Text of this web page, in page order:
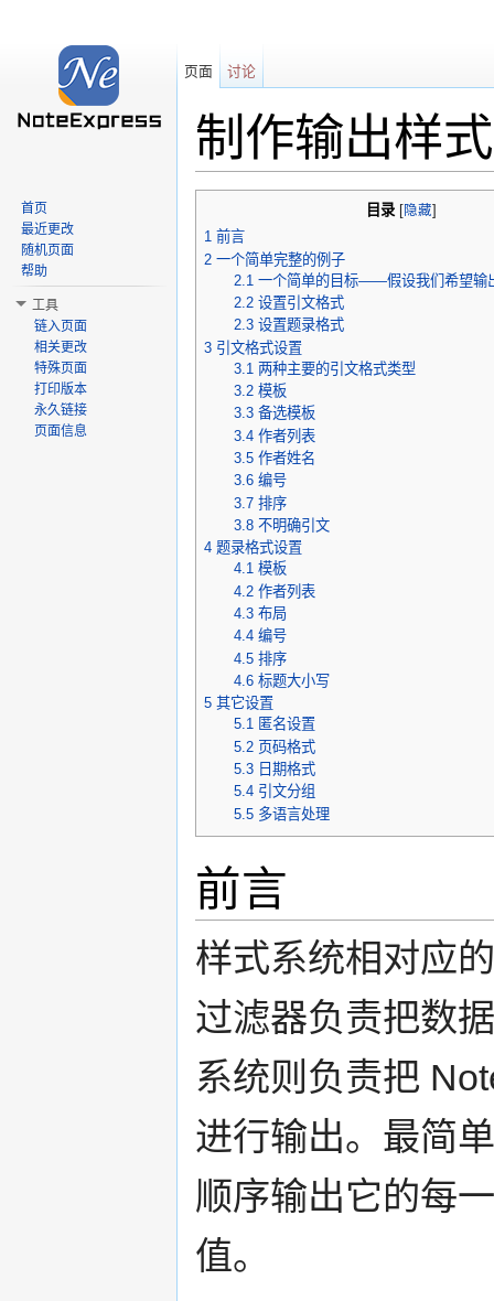
制作输出样式
目录[ 隐藏
1 前言
2 一个简单完整的例子
2.1 一个简单的目标——假设我们希望输
2.2 设置引文格式
2.3 设置题录格式
3 引文格式设置
3.1 两种主要的引文格式类型
3.2 模板
3.3 备选模板
3.4 作者列表
3.5 作者姓名
3.6 编号
3.7 排序
3.8 不明确引文
4 题录格式设置
4.1 模板
4.2 作者列表
4.3 布局
4.4 编号
4.5 排序
4.6 标题大小写
5 其它设置
5.1 匿名设置
5.2 页码格式
5.3 日期格式
5.4 引文分组
5.5 多语言处理
前言
样式系统相对应
过滤器负责把数
系统则负责把
进行输出。最简
顺序输出它的每
值。
页面 讨论
首页
最近更改
随机页面
帮助
工具
链入页面
相关更改
特殊页面
打印版本
永久链接
页面信息